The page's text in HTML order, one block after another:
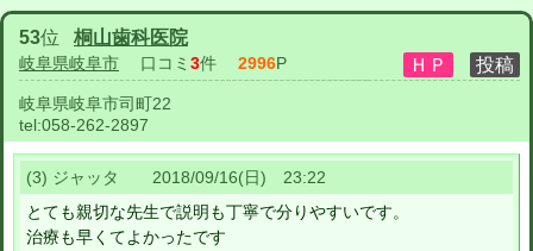
53位 桐山歯科医院
岐阜県岐阜市 口コミ 3件 2996P
岐阜県岐阜市司町22
tel:058-262-2897
(3) ジャッタ 2018/09/16(日) 23:22
とても親切な先生で説明も丁寧で分りやすいです。
治療も早くてよかったです